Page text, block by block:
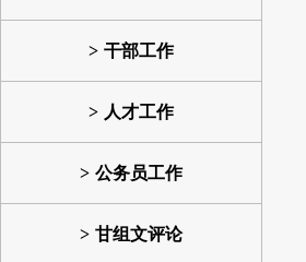
干部工作
人才工作
公务员工作
甘组文评论